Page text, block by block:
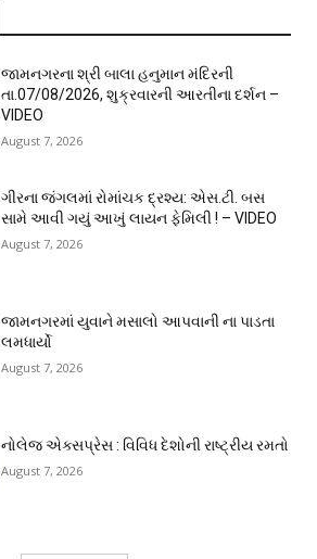
જામનગરના શ્રી બાલા હનુમાન મંદિરની
તા.07/08/2026, શુક્રવારની આરતીના દર્શન –
VIDEO
August 7, 2026
ગીરના જંગલમાં રોમાંચક દ્રશ્ય: એસ.ટી. બસ
સામે આવી ગયું આખું લાયન ફેમિલી ! – VIDEO
August 7, 2026
જામનગરમાં યુવાને મસાલો આપવાની ના પાડતા
લમધાર્યો
August 7, 2026
નોલેજ એક્સપ્રેસ : વિવિધ દેશોની રાષ્ટ્રીય રમતો
August 7, 2026